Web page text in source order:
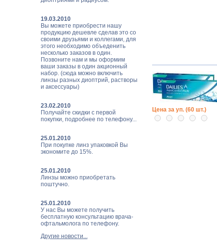
19.03.2010
Вы можете приобрести нашу
продукцию дешевле сделав это со
своими друзьями и коллегами, для
этого необходимо объеденить
несколько заказов в один.
Позвоните нам и мы оформим
ваши заказы в один акционный
набор. (сюда можно включить
линзы разных диоптрий, растворы
и аксессуары)
23.02.2010
Получайте скидки с первой
покупки, подробнее по телефону...
25.01.2010
При покупке линз упаковкой Вы
экономите до 15%.
25.01.2010
Линзы можно приобретать
поштучно.
25.01.2010
У нас Вы можете получить
бесплатную консультацию врача-
офтальмолога по телефону.
Другие новости...
Цена за уп. (60 шт.)